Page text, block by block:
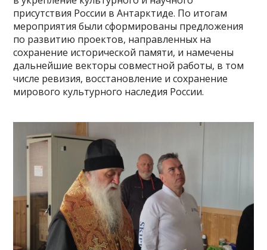
присутствия России в Антарктиде. По итогам
мероприятия были сформированы предложения
по развитию проектов, направленных на
сохранение исторической памяти, и намечены
дальнейшие векторы совместной работы, в том
числе ревизия, восстановление и сохранение
мирового культурного наследия России.